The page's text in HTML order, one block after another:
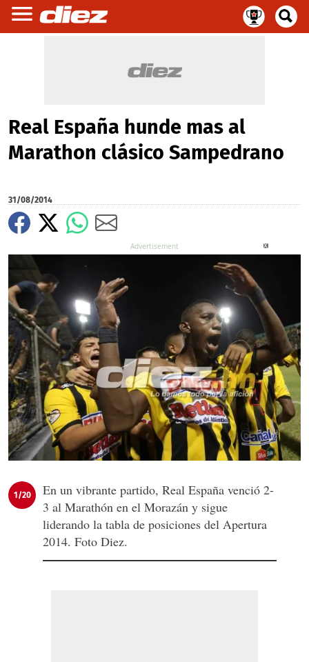
Real España hunde mas al
Marathon clásico Sampedrano
31/08/2014
1/20
En un vibrante partido, Real España venció 2-
3 al Marathón en el Morazán y sigue
liderando la tabla de posiciones del Apertura
2014. Foto Diez.
X